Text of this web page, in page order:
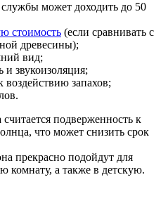
службы может доходить до 50
стоимость (если сравнивать с
древесины);
вид;
и звукоизоляция;
воздействию запахов;
подверженность к
что может снизить срок
прекрасно подойдут для
комнату, а также в детскую.